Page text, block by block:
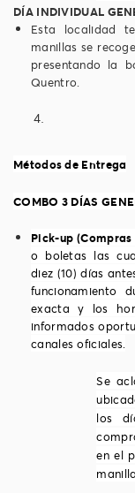
DÍA INDIVIDUAL
Esta localidad
manillas se
presentando la
Quentro.
Métodos de Entrega
COMBO 3 DÍAS
Pick-up
o boletas las
diez (10) días
funcionamiento
exacta y los
informados
canales oficiales.
Se
los
en el